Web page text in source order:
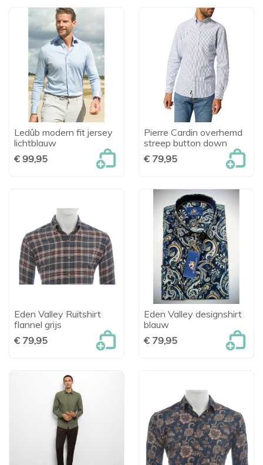
Ledûb modern fit jersey
lichtblauw
€ 99,95
Pierre Cardin overhemd
streep button down
€ 79,95
Eden Valley Ruitshirt
flannel grijs
€ 79,95
Eden Valley designshirt
blauw
€ 79,95